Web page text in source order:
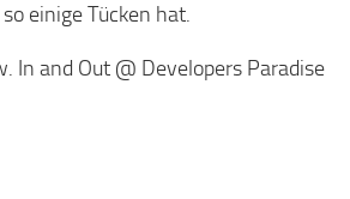
einige Tücken hat.
In and Out @ Developers Paradise